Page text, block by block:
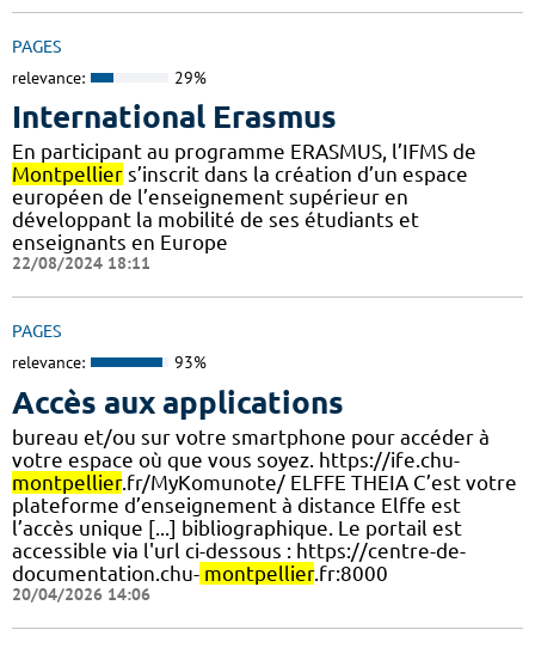
PAGES
relevance: 29%
International Erasmus
En participant au programme ERASMUS, l’IFMS de
Montpellier s’inscrit dans la création d’un espace
européen de l’enseignement supérieur en
développant la mobilité de ses étudiants et
enseignants en Europe
22/08/2024 18:11
PAGES
relevance: 93%
Accès aux applications
bureau et/ou sur votre smartphone pour accéder à
votre espace où que vous soyez. https://ife.chu-
montpellier.fr/MyKomunote/ ELFFE THEIA C’est votre
plateforme d’enseignement à distance Elffe est
l’accès unique [...] bibliographique. Le portail est
accessible via l'url ci-dessous : https://centre-de-
documentation.chu- montpellier.fr:8000
20/04/2026 14:06